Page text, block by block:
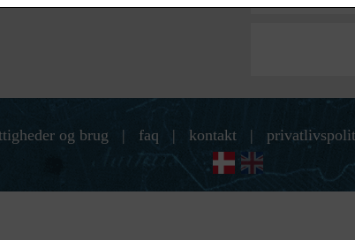
og brug | faq | kontakt |